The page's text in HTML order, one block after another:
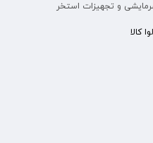
و تجهیزات استخر